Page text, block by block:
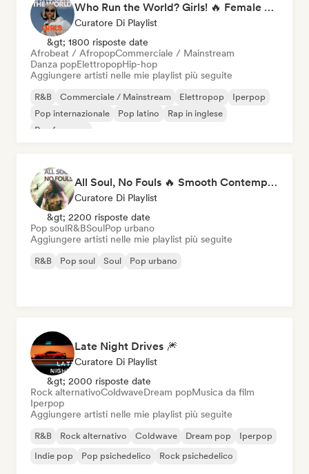
Who Run the World? Girls! 🔥 Female Empowerment Pop & Girl-Power Anthems
Curatore Di Playlist
&gt; 1800 risposte date
Afrobeat / AfropopCommerciale / Mainstream
Danza popElettropopHip-hop
Aggiungere artisti nelle mie playlist più seguite
R&B Commerciale / Mainstream Elettropop
Iperpop
Pop internazionale
Pop latino
Rap in inglese
Rap francese
All Soul, No Fouls 🔥 Smooth Contemporary R&B & Neo Soul
Curatore Di Playlist
&gt; 2200 risposte date
Pop soulR&BSoulPop urbano
Aggiungere artisti nelle mie playlist più seguite
R&B Pop soul Soul Pop urbano
Late Night Drives 🎆
Curatore Di Playlist
&gt; 2000 risposte date
Rock alternativoColdwaveDream popMusica da film
Iperpop
Aggiungere artisti nelle mie playlist più seguite
R&B Rock alternativo Coldwave Dream pop
Iperpop
Indie pop
Pop psichedelico Rock psichedelico